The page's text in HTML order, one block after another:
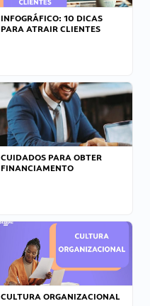
INFOGRÁFICO: 10 DICAS
PARA ATRAIR CLIENTES
CUIDADOS PARA OBTER
FINANCIAMENTO
CULTURA ORGANIZACIONAL